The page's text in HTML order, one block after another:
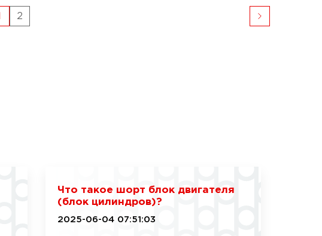
2
Что такое шорт блок двигателя
(блок цилиндров)?
2025-06-04 07:51:03